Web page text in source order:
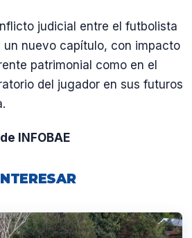
judicial entre el futbolista
nuevo capítulo, con impacto
patrimonial como en el
del jugador en sus futuros
INFOBAE